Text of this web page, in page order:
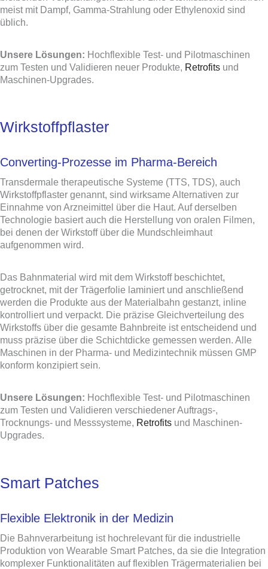
meist mit Dampf, Gamma-Strahlung oder Ethylenoxid sind
üblich.
Unsere Lösungen: Hochflexible Test- und Pilotmaschinen
zum Testen und Validieren neuer Produkte, Retrofits und
Maschinen-Upgrades.
Wirkstoffpflaster
Converting-Prozesse im Pharma-Bereich
Transdermale therapeutische Systeme (TTS, TDS), auch
Wirkstoffpflaster genannt, sind wirksame Alternativen zur
Einnahme von Arzneimittel über die Haut. Auf derselben
Technologie basiert auch die Herstellung von oralen Filmen,
bei denen der Wirkstoff über die Mundschleimhaut
aufgenommen wird.
Das Bahnmaterial wird mit dem Wirkstoff beschichtet,
getrocknet, mit der Trägerfolie laminiert und anschließend
werden die Produkte aus der Materialbahn gestanzt, inline
kontrolliert und verpackt. Die präzise Gleichverteilung des
Wirkstoffs über die gesamte Bahnbreite ist entscheidend und
muss präzise über die Schichtdicke gemessen werden. Alle
Maschinen in der Pharma- und Medizintechnik müssen GMP
konform konzipiert sein.
Unsere Lösungen: Hochflexible Test- und Pilotmaschinen
zum Testen und Validieren verschiedener Auftrags-,
Trocknungs- und Messsysteme, Retrofits und Maschinen-
Upgrades.
Smart Patches
Flexible Elektronik in der Medizin
Die Bahnverarbeitung ist hochrelevant für die industrielle
Produktion von Wearable Smart Patches, da sie die Integration
komplexer Funktionalitäten auf flexiblen Trägermaterialien bei